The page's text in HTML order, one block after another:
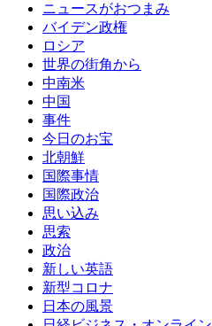
ニュースがおつまみ
バイデン政権
ロシア
世界の街角から
中南米
中国
事件
今日のお宝
北朝鮮
国際事情
国際政治
思い込み
思索
政治
新しい英語
新型コロナ
日本の風景